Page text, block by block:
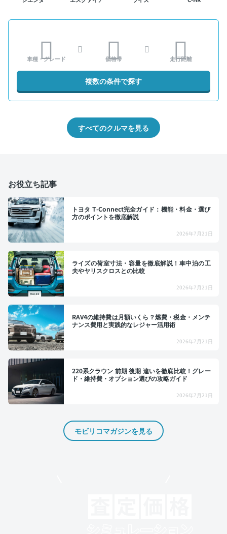
車種・グレード 価格帯 走行距離
複数の条件で探す
すべてのクルマを見る
お役立ち記事
トヨタ T-Connect完全ガイド：機能・料金・選び
方のポイントを徹底解説
2026年7月21日
ライズの荷室寸法・容量を徹底解説！車中泊の工
夫やヤリスクロスとの比較
2026年7月21日
RAV4の維持費は月額いくら？燃費・税金・メンテ
ナンス費用と実践的なレジャー活用術
2026年7月21日
220系クラウン 前期 後期 違いを徹底比較！グレー
ド・維持費・オプション選びの攻略ガイド
2026年7月21日
モビリコマガジンを見る